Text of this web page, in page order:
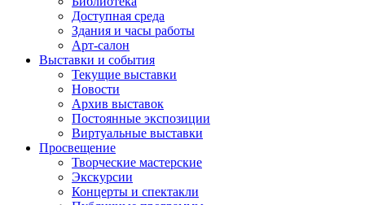
Доступная среда
Здания и часы работы
Арт-салон
Выставки и события
Текущие выставки
Новости
Архив выставок
Постоянные экспозиции
Виртуальные выставки
Просвещение
Творческие мастерские
Экскурсии
Концерты и спектакли